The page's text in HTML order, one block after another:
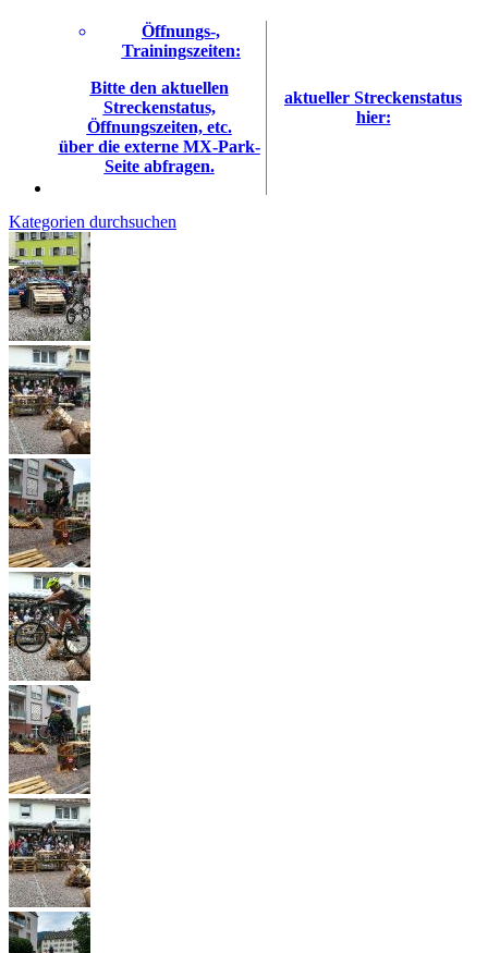
Öffnungs-,
Trainingszeiten:
Bitte den aktuellen
Streckenstatus,
Öffnungszeiten, etc.
über die externe MX-Park-
Seite abfragen.
aktueller Streckenstatus
hier:
Kategorien durchsuchen